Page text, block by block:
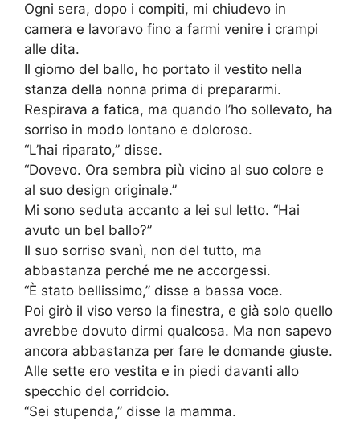
Ogni sera, dopo i compiti, mi chiudevo in
camera e lavoravo fino a farmi venire i crampi
alle dita.
Il giorno del ballo, ho portato il vestito nella
stanza della nonna prima di prepararmi.
Respirava a fatica, ma quando l’ho sollevato, ha
sorriso in modo lontano e doloroso.
“L’hai riparato,” disse.
“Dovevo. Ora sembra più vicino al suo colore e
al suo design originale.”
Mi sono seduta accanto a lei sul letto. “Hai
avuto un bel ballo?”
Il suo sorriso svanì, non del tutto, ma
abbastanza perché me ne accorgessi.
“È stato bellissimo,” disse a bassa voce.
Poi girò il viso verso la finestra, e già solo quello
avrebbe dovuto dirmi qualcosa. Ma non sapevo
ancora abbastanza per fare le domande giuste.
Alle sette ero vestita e in piedi davanti allo
specchio del corridoio.
“Sei stupenda,” disse la mamma.